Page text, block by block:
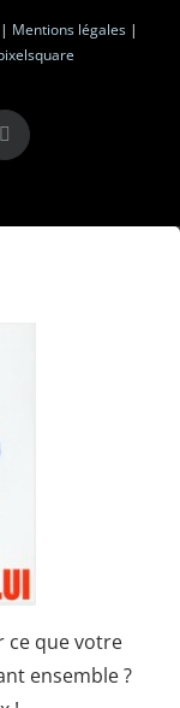
Mentions légales |
Facebook
ce que votre
ensemble ?